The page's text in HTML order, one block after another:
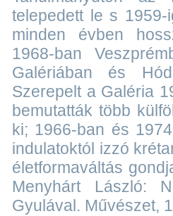
telepedett le s
minden évben
1968-ban
Galériában és
Szerepelt a Galéria
bemutatták több
ki; 1966-ban és
indulatoktól izzó
életformaváltás
Menyhárt László:
Gyulával. Művészet,